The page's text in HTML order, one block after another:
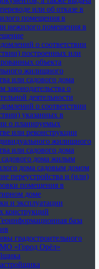
или об отказе в
помещения в
нежилого помещения в
о соответствии
построенных или
объекта
жилищного
или садового дома
законодательства о
деятельности
о соответствии
указанных в
о планируемых
или реконструкции
жилищного
или садового дома
дома жилым
дома садовым домом
переустройства и (или)
помещения в
доме
и эксплуатации
конструкций
база
градостроительного
«Город Орёл»